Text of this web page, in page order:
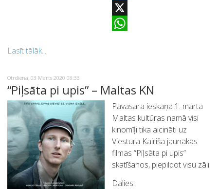
Facebook
X
Lasīt tālāk...
Otrdiena, 03 Marts 2020 08:33
“Piļsāta pi upis” – Maltas KN
Pavasara ieskaņā 1. martā
Maltas kultūras namā visi
kinomīļi tika aicināti uz
Viestura Kairiša jaunākās
filmas “Piļsāta pi upis”
skatīšanos, piepildot visu zāli.
Dalies: